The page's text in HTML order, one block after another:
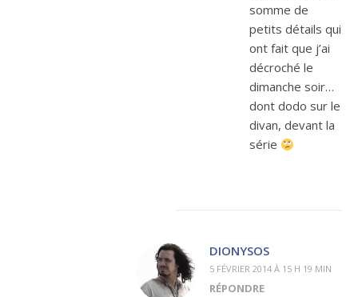
somme de
petits détails qui
ont fait que j’ai
décroché le
dimanche soir…
dont dodo sur le
divan, devant la
série
DIONYSOS
5 FÉVRIER 2014 À 15 H 19 MIN
RÉPONDRE